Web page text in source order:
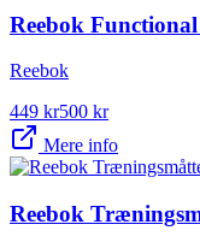
Reebok
Reebok
449 kr500 kr
Mere info
Reebok